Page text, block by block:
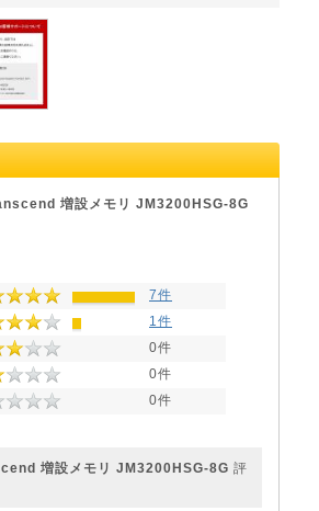
増設メモリ JM3200HSG-8G
7件
1件
0件
0件
0件
増設メモリ JM3200HSG-8G 評